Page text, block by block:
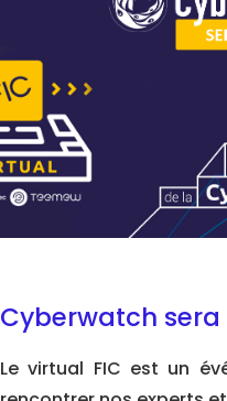
Cyberwatch sera
Le virtual FIC est un